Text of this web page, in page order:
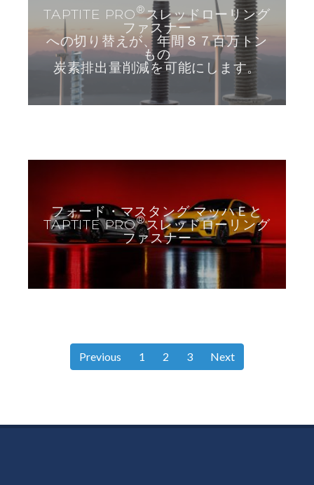
TAPTITE PRO®スレッドローリング
ファスナー
への切り替えが、年間８７百万トン
もの
炭素排出量削減を可能にします。
フォード・マスタング マッハＥと
TAPTITE PRO®スレッドローリング
ファスナー
Previous 1 2 3 Next